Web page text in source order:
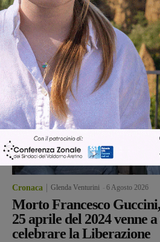
Cronaca Glenda Venturini 6 Agosto 2026
Morto Francesco
25 aprile del 2024 venne
celebrare la Liberazione